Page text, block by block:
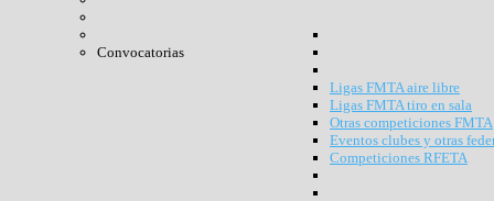
Convocatorias
Ligas FMTA aire libre
Ligas FMTA tiro en sala
Otras competiciones FMTA
Eventos clubes y otras
Competiciones RFETA